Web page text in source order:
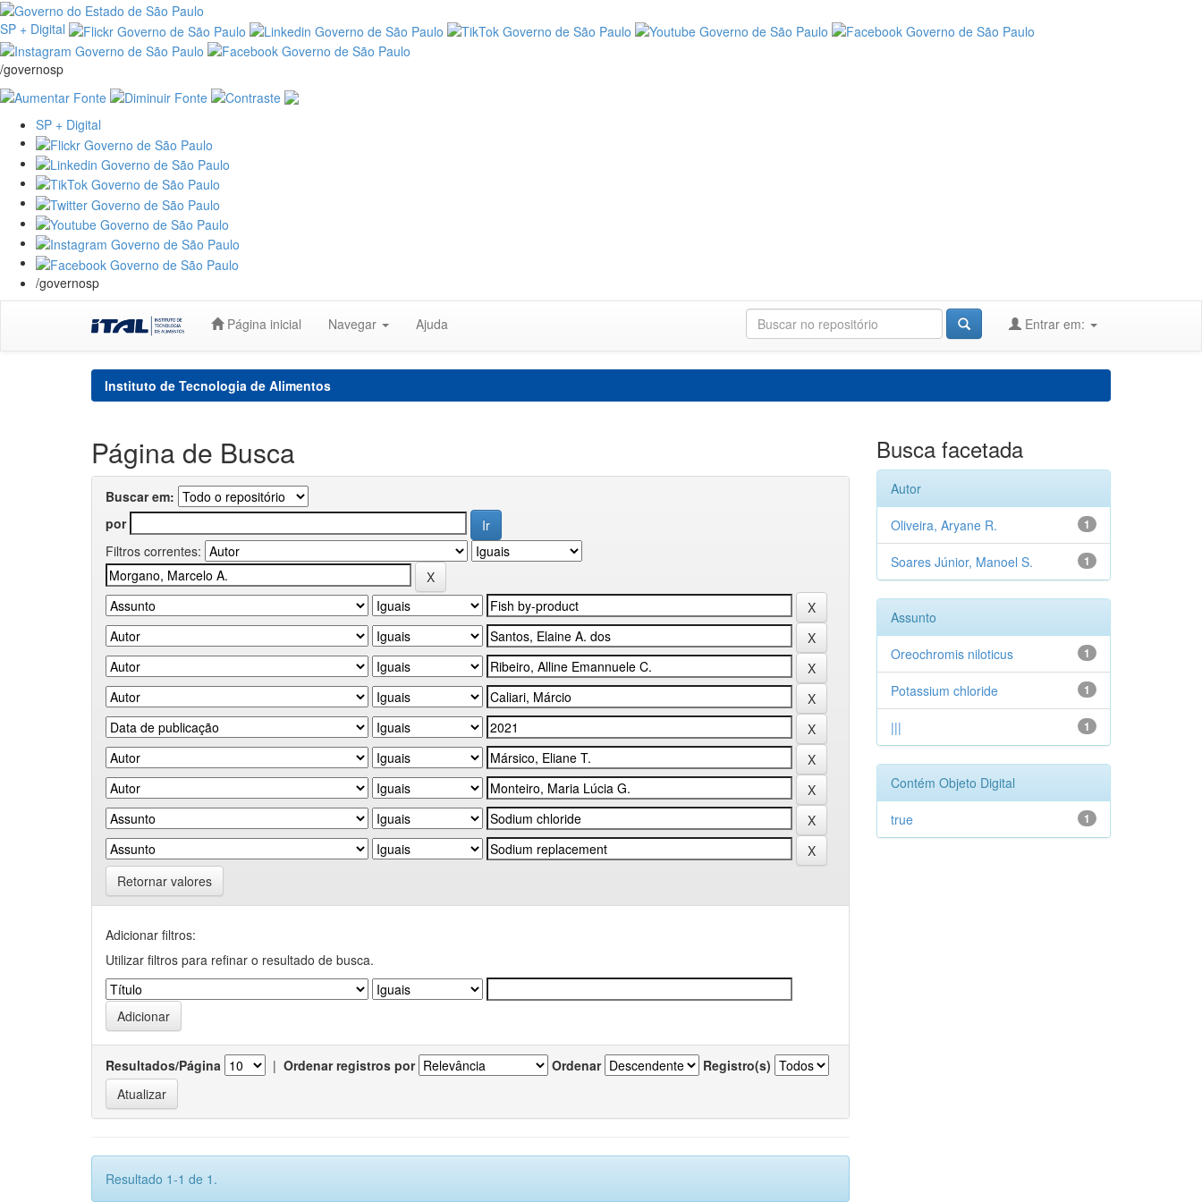
SP + Digital
/governosp
SP + Digital
/governosp
Página inicial Navegar Ajuda Entrar em:
Instituto de Tecnologia de Alimentos
Página de Busca
Buscar em:
por
Filtros correntes:
Retornar valores
Adicionar filtros:
Utilizar filtros para refinar o resultado de busca.
Resultados/Página | Ordenar registros por Ordenar Registro(s)
Resultado 1-1 de 1.
Busca facetada
Autor
1
Oliveira, Aryane R.
1
Soares Júnior, Manoel S.
Assunto
1
Oreochromis niloticus
1
Potassium chloride
1
|||
Contém Objeto Digital
1
true